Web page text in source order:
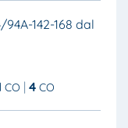
142-168 dal
CO 4 CO